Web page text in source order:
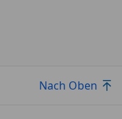
Nach Oben